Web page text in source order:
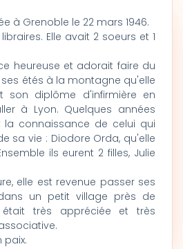
à Grenoble le 22 mars 1946.
Elle avait 2 soeurs et 1
heureuse et adorait faire du
ses étés à la montagne qu'elle
son diplôme d'infirmière en
à Lyon. Quelques années
la connaissance de celui qui
sa vie : Diodore Orda, qu'elle
ils eurent 2 filles, Julie
elle est revenue passer ses
un petit village près de
très appréciée et très
paix.